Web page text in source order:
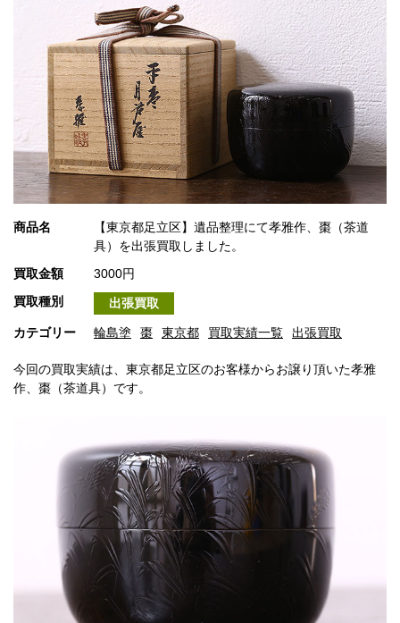
商品名
【東京都足立区】遺品整理にて孝雅作、棗（茶道
具）を出張買取しました。
買取金額
3000円
買取種別
出張買取
カテゴリー 輪島塗 棗 東京都 買取実績一覧 出張買取
今回の買取実績は、東京都足立区のお客様からお譲り頂いた孝雅
作、棗（茶道具）です。